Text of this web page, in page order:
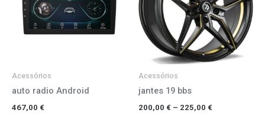
Acessórios
auto radio Android
467,00 €
Acessórios
jantes 19 bbs
200,00 € – 225,00 €